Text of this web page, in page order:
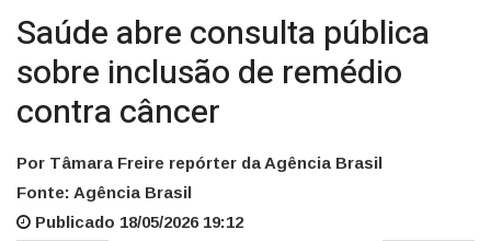
Saúde abre consulta pública
sobre inclusão de remédio
contra câncer
Por Tâmara Freire repórter da Agência Brasil
Fonte: Agência Brasil
Publicado 18/05/2026 19:12